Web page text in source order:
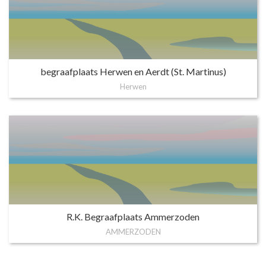
begraafplaats Herwen en Aerdt (St. Martinus)
Herwen
R.K. Begraafplaats Ammerzoden
AMMERZODEN